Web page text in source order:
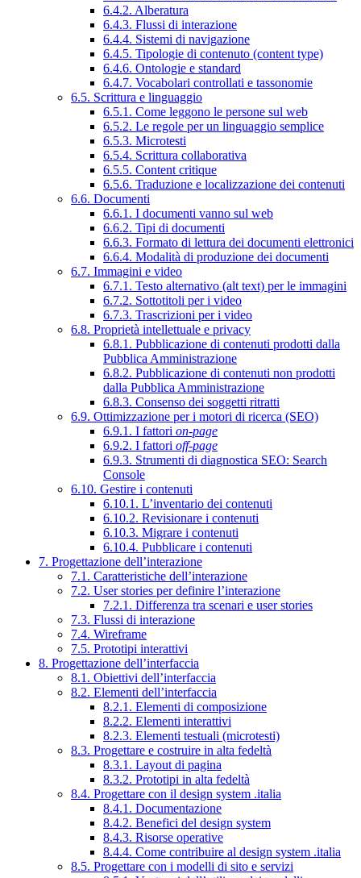
6.4.2. Alberatura
6.4.3. Flussi di interazione
6.4.4. Sistemi di navigazione
6.4.5. Tipologie di contenuto (content type)
6.4.6. Ontologie e standard
6.4.7. Vocabolari controllati e tassonomie
6.5. Scrittura e linguaggio
6.5.1. Come leggono le persone sul web
6.5.2. Le regole per un linguaggio semplice
6.5.3. Microtesti
6.5.4. Scrittura collaborativa
6.5.5. Content critique
6.5.6. Traduzione e localizzazione dei contenuti
6.6. Documenti
6.6.1. I documenti vanno sul web
6.6.2. Tipi di documenti
6.6.3. Formato di lettura dei documenti elettronici
6.6.4. Modalità di produzione dei documenti
6.7. Immagini e video
6.7.1. Testo alternativo (alt text) per le immagini
6.7.2. Sottotitoli per i video
6.7.3. Trascrizioni per i video
6.8. Proprietà intellettuale e privacy
6.8.1. Pubblicazione di contenuti prodotti dalla
Pubblica Amministrazione
6.8.2. Pubblicazione di contenuti non prodotti
dalla Pubblica Amministrazione
6.8.3. Consenso dei soggetti ritratti
6.9. Ottimizzazione per i motori di ricerca (SEO)
6.9.1. I fattori on-page
6.9.2. I fattori off-page
6.9.3. Strumenti di diagnostica SEO: Search
Console
6.10. Gestire i contenuti
6.10.1. L’inventario dei contenuti
6.10.2. Revisionare i contenuti
6.10.3. Migrare i contenuti
6.10.4. Pubblicare i contenuti
7. Progettazione dell’interazione
7.1. Caratteristiche dell’interazione
7.2. User stories per definire l’interazione
7.2.1. Differenza tra scenari e user stories
7.3. Flussi di interazione
7.4. Wireframe
7.5. Prototipi interattivi
8. Progettazione dell’interfaccia
8.1. Obiettivi dell’interfaccia
8.2. Elementi dell’interfaccia
8.2.1. Elementi di composizione
8.2.2. Elementi interattivi
8.2.3. Elementi testuali (microtesti)
8.3. Progettare e costruire in alta fedeltà
8.3.1. Layout di pagina
8.3.2. Prototipi in alta fedeltà
8.4. Progettare con il design system .italia
8.4.1. Documentazione
8.4.2. Benefici del design system
8.4.3. Risorse operative
8.4.4. Come contribuire al design system .italia
8.5. Progettare con i modelli di sito e servizi